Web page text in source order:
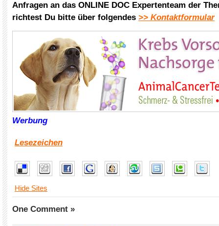
Anfragen an das ONLINE DOC Expertenteam der
richtest Du bitte über folgendes >> Kontaktformular
Werbung
Lesezeichen
Hide Sites
One Comment »